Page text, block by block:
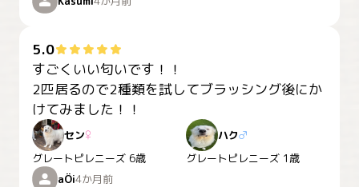
5.0
すごくいい匂いです！！
2匹居るので2種類を試してブラッシング後にか
けてみました！！
セン♀
グレートピレニーズ 6歳
ハク♂
グレートピレニーズ 1歳
aÖi4か月前